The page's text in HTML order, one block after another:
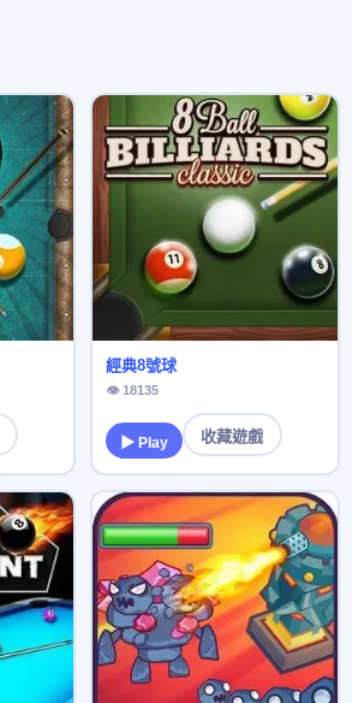
經典8號球
👁 18135
▶ Play 收藏遊戲